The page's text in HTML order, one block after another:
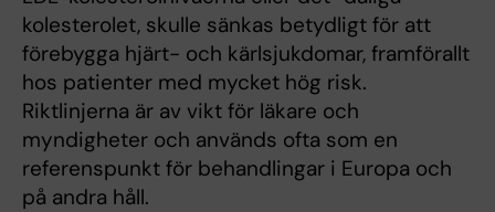
kolesterolet, skulle sänkas betydligt för att
förebygga hjärt- och kärlsjukdomar, framförallt
hos patienter med mycket hög risk.
Riktlinjerna är av vikt för läkare och
myndigheter och används ofta som en
referenspunkt för behandlingar i Europa och
på andra håll.